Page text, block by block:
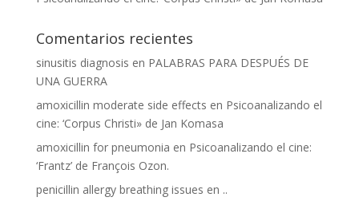
Comentarios recientes
sinusitis diagnosis en PALABRAS PARA DESPUÉS DE
UNA GUERRA
amoxicillin moderate side effects en Psicoanalizando el
cine: ‘Corpus Christi» de Jan Komasa
amoxicillin for pneumonia en Psicoanalizando el cine:
‘Frantz’ de François Ozon.
penicillin allergy breathing issues en ..